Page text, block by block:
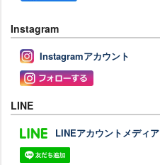
Instagram
Instagramアカウント
LINE
LINEアカウントメディア